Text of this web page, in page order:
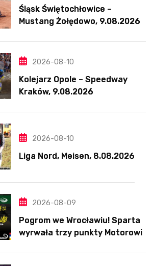
Śląsk Świętochłowice –
Mustang Żołędowo, 9.08.2026
2026-08-10
Kolejarz Opole – Speedway
Kraków, 9.08.2026
2026-08-10
Liga Nord, Meisen, 8.08.2026
2026-08-09
Pogrom we Wrocławiu! Sparta
wyrwała trzy punkty Motorowi